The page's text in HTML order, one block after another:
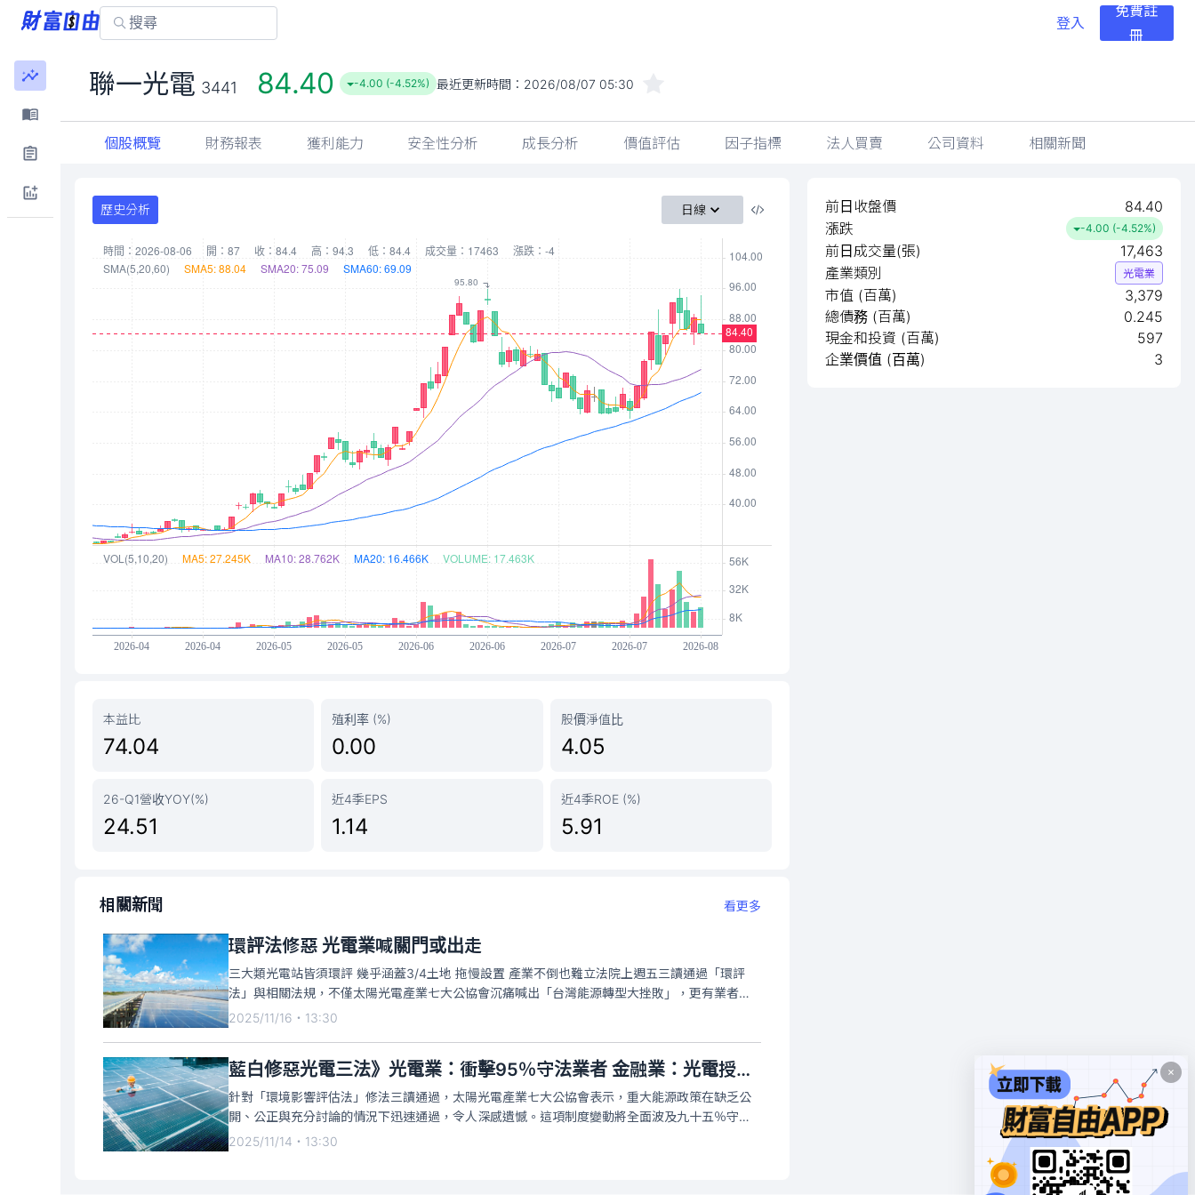
登入
免費註
冊
聯一光電 3441 84.40 -4.00 (-4.52%) 最近更新時間： 2026/08/07 05:30
個股概覽 財務報表 獲利能力 安全性分析 成長分析 價值評估 因子指標 法人買賣 公司資料 相關新聞
歷史分析 日線
本益比
74.04
殖利率 (%)
0.00
股價淨值比
4.05
26-Q1營收YOY(%)
24.51
近4季EPS
1.14
近4季ROE (%)
5.91
相關新聞 看更多
環評法修惡 光電業喊關門或出走
三大類光電站皆須環評 幾乎涵蓋3/4土地 拖慢設置 產業不倒也難立法院上週五三讀通過「環評
法」與相關法規，不僅太陽光電產業七大公協會沉痛喊出「台灣能源轉型大挫敗」，更有業者私
下表示，這等於逼光電業者只有兩條路可選，不是出走、就是關門，產業淪為政治鬥爭下的犧牲
2025/11/16・13:30
藍白修惡光電三法》光電業：衝擊95％守法業者 金融業：光電授信先喊停
針對「環境影響評估法」修法三讀通過，太陽光電產業七大公協會表示，重大能源政策在缺乏公
開、公正與充分討論的情況下迅速通過，令人深感遺憾。這項制度變動將全面波及九十五％守法
業者，使台灣綠電新增量大幅放緩，RE100企業勢必面臨綠電稀缺與成本墊高的壓力，進而衝擊
2025/11/14・13:30
前日收盤價
84.40
漲跌
-4.00 (-4.52%)
前日成交量(張)
17,463
產業類別
光電業
市值 (百萬)
3,379
總債務 (百萬)
0.245
現金和投資 (百萬)
597
企業價值 (百萬)
3